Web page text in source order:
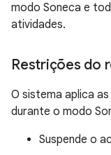
modo Soneca e
atividades.
Restrições do
O sistema aplica
durante o modo
Suspende o